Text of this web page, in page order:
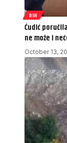
BIH
Ćudić
ne može i
October 13,